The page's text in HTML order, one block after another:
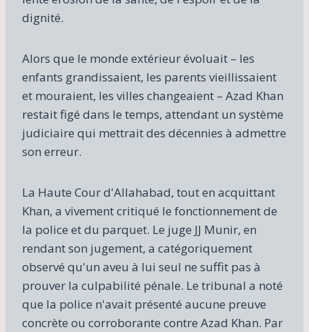
dignité.
Alors que le monde extérieur évoluait – les
enfants grandissaient, les parents vieillissaient
et mouraient, les villes changeaient – ​​Azad Khan
restait figé dans le temps, attendant un système
judiciaire qui mettrait des décennies à admettre
son erreur.
La Haute Cour d'Allahabad, tout en acquittant
Khan, a vivement critiqué le fonctionnement de
la police et du parquet. Le juge JJ Munir, en
rendant son jugement, a catégoriquement
observé qu'un aveu à lui seul ne suffit pas à
prouver la culpabilité pénale. Le tribunal a noté
que la police n'avait présenté aucune preuve
concrète ou corroborante contre Azad Khan. Par